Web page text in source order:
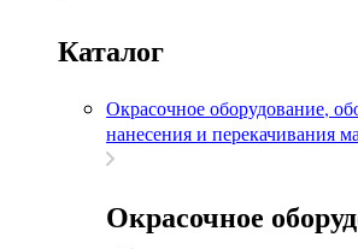
Каталог
Окрасочное оборудование,
нанесения и перекачивания
Окрасочное